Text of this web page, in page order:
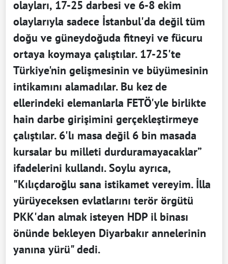
olayları, 17-25 darbesi ve 6-8 ekim
olaylarıyla sadece İstanbul'da değil tüm
doğu ve güneydoğuda fitneyi ve fücuru
ortaya koymaya çalıştılar. 17-25'te
Türkiye'nin gelişmesinin ve büyümesinin
intikamını alamadılar. Bu kez de
ellerindeki elemanlarla FETÖ'yle birlikte
hain darbe girişimini gerçekleştirmeye
çalıştılar. 6'lı masa değil 6 bin masada
kursalar bu milleti durduramayacaklar”
ifadelerini kullandı. Soylu ayrıca,
"Kılıçdaroğlu sana istikamet vereyim. İlla
yürüyeceksen evlatlarını terör örgütü
PKK'dan almak isteyen HDP il binası
önünde bekleyen Diyarbakır annelerinin
yanına yürü" dedi.